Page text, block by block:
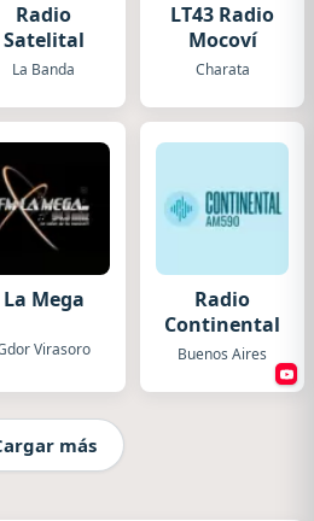
Radio
Satelital
La Banda
LT43 Radio
Mocoví
Charata
La Mega
Virasoro
Radio
Continental
Buenos Aires
más